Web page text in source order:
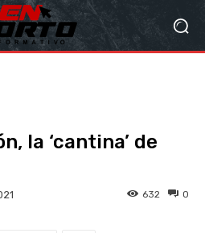
la ‘cantina’ de
0
632